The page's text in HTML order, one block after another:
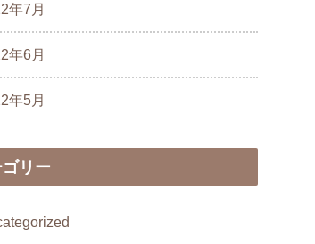
年7月
年6月
年5月
リー